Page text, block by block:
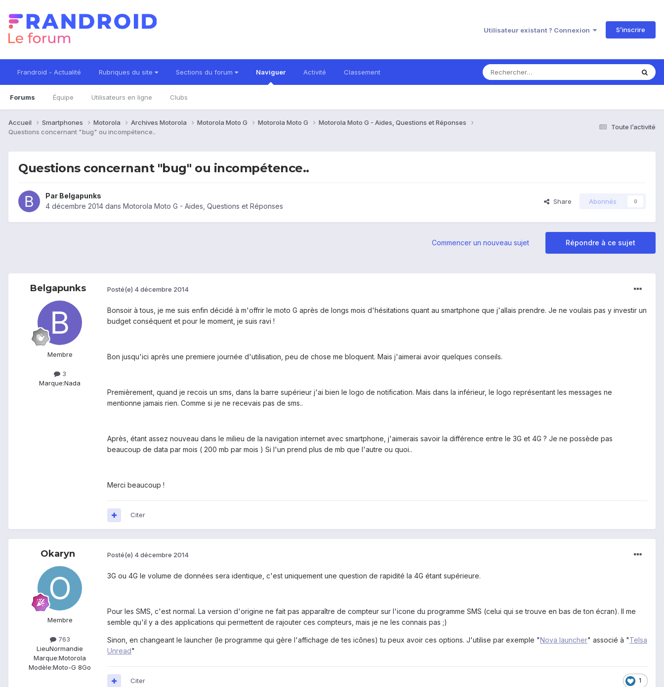
Utilisateur existant ? Connexion S’inscrire
Frandroid - Actualité Rubriques du site Sections du forum Naviguer
Forums Équipe Utilisateurs en ligne Clubs
Activité Classement
Toute l’activité
Accueil Smartphones Motorola Archives Motorola Motorola Moto G Motorola Moto G
Motorola Moto G - Aides, Questions et Réponses
Questions concernant "bug" ou incompétence..
Questions concernant "bug" ou incompétence..
Par Belgapunks
4 décembre 2014 dans Motorola Moto G - Aides, Questions et Réponses
Share Abonnés 0
Répondre à ce sujet
Commencer un nouveau sujet
Belgapunks
Membre
3
Marque:Nada
Posté(e) 4 décembre 2014
Bonsoir à tous, je me suis enfin décidé à m'offrir le moto G après de longs mois d'hésitations quant au smartphone que j'allais prendre. Je ne voulais pas y investir un
budget conséquent et pour le moment, je suis ravi !
Bon jusqu'ici après une premiere journée d'utilisation, peu de chose me bloquent. Mais j'aimerai avoir quelques conseils.
Premièrement, quand je recois un sms, dans la barre supérieur j'ai bien le logo de notification. Mais dans la inférieur, le logo représentant les messages ne
mentionne jamais rien. Comme si je ne recevais pas de sms..
Après, étant assez nouveau dans le milieu de la navigation internet avec smartphone, j'aimerais savoir la différence entre le 3G et 4G ? Je ne possède pas
beaucoup de data par mois ( 200 mb par mois ) Si l'un prend plus de mb que l'autre ou quoi..
Merci beaucoup !
Citer
Okaryn
Membre
763
LieuNormandie
Marque:Motorola
Modèle:Moto-G 8Go
Posté(e) 4 décembre 2014
3G ou 4G le volume de données sera identique, c'est uniquement une question de rapidité la 4G étant supérieure.
Pour les SMS, c'est normal. La version d'origine ne fait pas apparaître de compteur sur l'icone du programme SMS (celui qui se trouve en bas de ton écran). Il me
semble qu'il y a des applications qui permettent de rajouter ces compteurs, mais je ne les connais pas ;)
Sinon, en changeant le launcher (le programme qui gère l'affichage de tes icônes) tu peux avoir ces options. J'utilise par exemple "Nova launcher" associé à "Telsa
Unread"
1
Citer